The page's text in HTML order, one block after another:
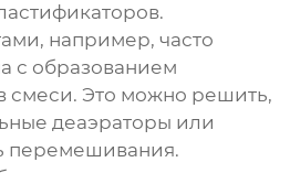
например, часто
с образованием
смеси. Это можно решить,
деаэраторы или
перемешивания.